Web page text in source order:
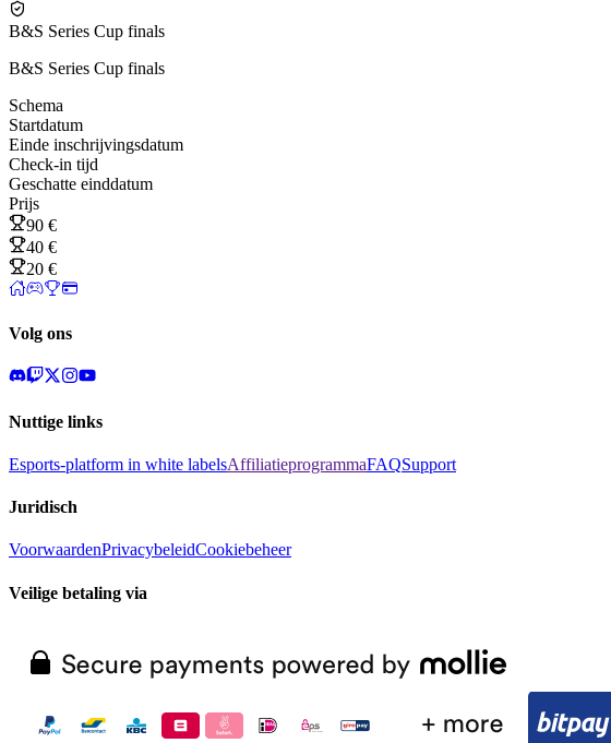
B&S Series Cup finals
B&S Series Cup finals
Schema
Startdatum
Einde inschrijvingsdatum
Check-in tijd
Geschatte einddatum
Prijs
90 €
40 €
20 €
Volg ons
Nuttige links
Esports-platform in white labelsAffiliatieprogrammaFAQSupport
Juridisch
VoorwaardenPrivacybeleidCookiebeheer
Veilige betaling via